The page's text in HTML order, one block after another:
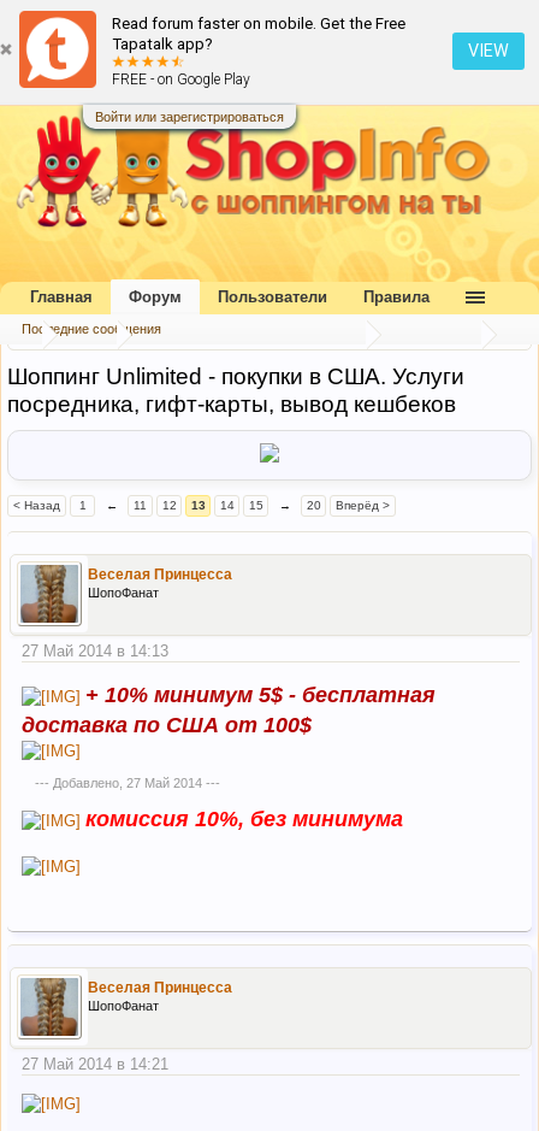
Read forum faster on mobile. Get the Free
Tapatalk app?
FREE - on Google Play
VIEW
Войти или зарегистрироваться
... Форум Посредники и совместные покупки
Шоппинг Unlimited - покупки в США. Услуги
посредника, гифт-карты, вывод кешбеков
< Назад 1 ← 11 12 13 14 15 → 20 Вперёд >
Веселая Принцесса
ШопоФанат
27 Май 2014 в 14:13
+ 10% минимум 5$ - беcплатная
доставка по США от 100$
--- Добавлено, 27 Май 2014---
комиссия 10%, без минимума
Веселая Принцесса
ШопоФанат
27 Май 2014 в 14:21
Главная Форум
Последние сообщения
Пользователи Правила